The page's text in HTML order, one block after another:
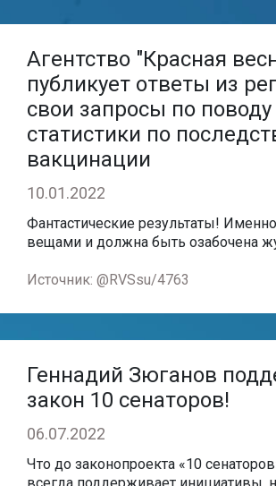
Агентство "Красная
публикует ответы из
свои запросы по поводу
статистики по
вакцинации
10.01.2022
Фантастические результаты!
вещами и должна быть озабочена
Источник: @RVSsu/4763
Геннадий Зюганов
закон 10 сенаторов!
06.07.2022
Что до законопроекта «10